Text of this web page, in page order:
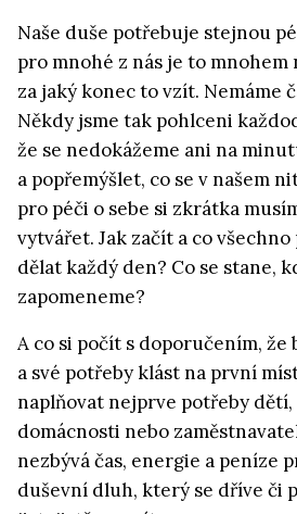
Naše duše potřebuje stejnou
pro mnohé z nás je to mnohem
za jaký konec to vzít. Nemáme
Někdy jsme tak pohlceni
že se nedokážeme ani na
a popřemýšlet, co se v našem
pro péči o sebe si zkrátka
vytvářet. Jak začít a co
dělat každý den? Co se stane,
zapomeneme?
A co si počít s doporučením, že
a své potřeby klást na první
naplňovat nejprve potřeby
domácnosti nebo
nezbývá čas, energie a peníze
duševní dluh, který se dříve či